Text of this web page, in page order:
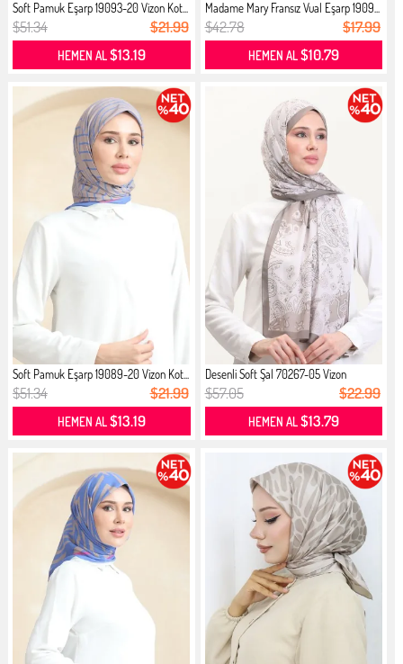
Soft Pamuk Eşarp 19093-20 Vizon Kot...
$51.34 $21.99
HEMEN AL$13.19
Madame Mary Fransız Vual Eşarp 1909...
$42.78 $17.99
HEMEN AL$10.79
Soft Pamuk Eşarp 19089-20 Vizon Kot...
$51.34 $21.99
HEMEN AL$13.19
Desenli Soft Şal 70267-05 Vizon
$57.05 $22.99
HEMEN AL$13.79